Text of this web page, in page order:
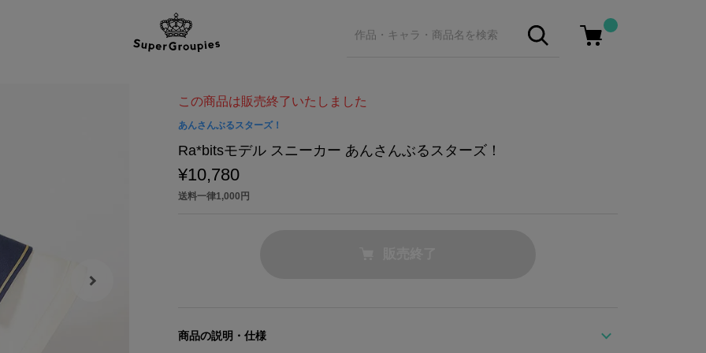
この商品は販売終了いたしました
あんさんぶるスターズ！
Ra*bitsモデル スニーカー あんさんぶるスターズ！
¥10,780
送料一律1,000円
商品の説明・仕様